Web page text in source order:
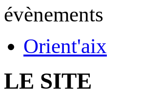
évènements
Orient'aix
LE SITE